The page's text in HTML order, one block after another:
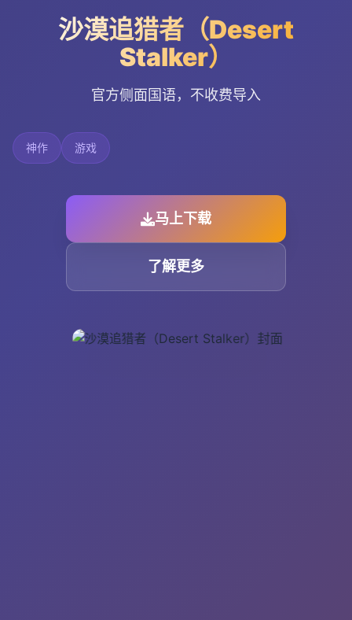
沙漠追猎者（Desert
Stalker）
官方侧面国语，不收费导入
神作 游戏
马上下载
了解更多